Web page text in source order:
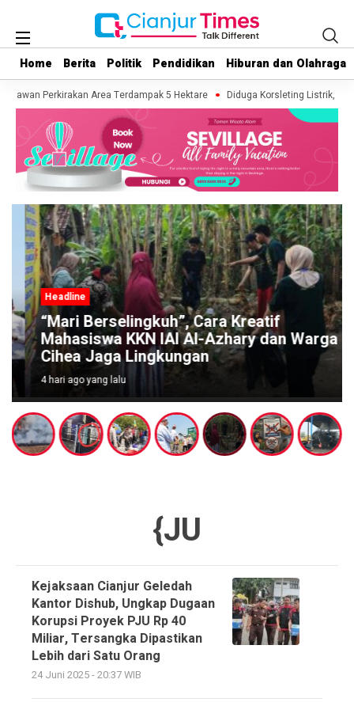
Home Berita Politik Pendidikan Hiburan dan Olahraga
Home Berita Politik Pendidikan Hiburan dan Olahraga
Perkirakan Area Terdampak 5 Hektare Diduga Korsleting Listrik,
Headline
“Mari Berselingkuh”, Cara Kreatif
Mahasiswa KKN IAI Al-Azhary dan Warga
Cihea Jaga Lingkungan
4 hari ago yang lalu
{JU
Kejaksaan Cianjur Geledah
Kantor Dishub, Ungkap Dugaan
Korupsi Proyek PJU Rp 40
Miliar, Tersangka Dipastikan
Lebih dari Satu Orang
24 Juni 2025 - 20:37 WIB